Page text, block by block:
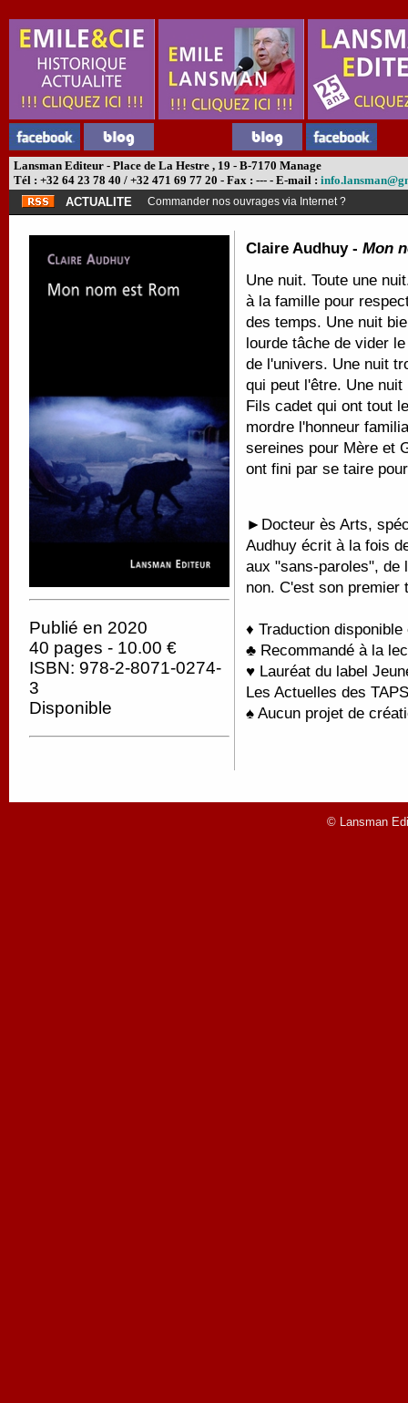
Lansman Editeur - Place de La Hestre , 19 - B-7170 Manage
Tél : +32 64 23 78 40 / +32 471 69 77 20 - Fax : --- - E-mail :
ACTUALITE
Commander nos ouvrages via Internet ?
Publié en 2020
40 pages - 10.00 €
ISBN: 978-2-8071-0274-
3
Disponible
Claire Audhuy - Mon
Une nuit. Toute une
à la famille pour
des temps. Une nuit
lourde tâche de vider
de l'univers. Une nuit
qui peut l'être. Une
Fils cadet qui ont tout
mordre l'honneur
sereines pour Mère et
ont fini par se taire
► Docteur ès Arts,
Audhuy écrit à la fois
aux "sans-paroles", de
non. C'est son premier
♦ Traduction
♣ Recommandé à la
♥ Lauréat du label
Les Actuelles des TAPS
♠ Aucun projet de
© Lansman